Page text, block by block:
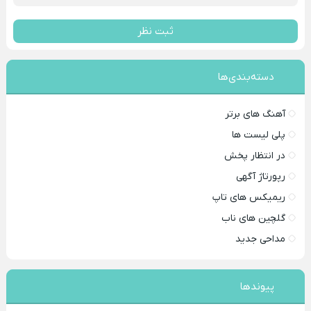
ثبت نظر
دسته‌بندی‌ها
آهنگ های برتر
پلی لیست ها
در انتظار پخش
رپورتاژ آگهی
گلچین های ناب
مداحی جدید